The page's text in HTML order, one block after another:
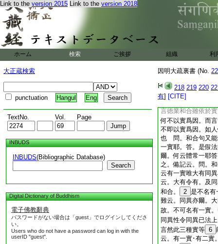
Link to the version 2015 Link to the version 2018
ホーム 検索 ご挨拶 組織 利
大正蔵検索
punctuation Hangul Eng
TextNo. Vol. Page
INBUDS
INBUDS(Bibliographic Database)
Search
Digital Dictionary of Buddhism
電子佛教辭典
パスワードがない場合は「guest」でログインしてくださ
い。
Users who do not have a password can log in with the
userID "guest".
因明大疏裏書 (No.
218 219 220
有] [CITE]
35 別異。一
云。實句中
同。與徳業令異也
言五頂雖信同異和
性。並離實等有別
信大有。答。大有
雖不可信。五頂謬
異者。以大有句
量亦可有有法自相
言徳業和合雖依於
何不以實爲因。而
不即以實爲因。如
也 問。和合句又能
一實耶。答。是假
爾。何云體常一耶
之。備記云。問。
云有一實唯大有同
云。大有令有。及
和合。
2 是不名有
難云。同異亦爾。
故。不可名有一實
同異性令同異已法
言然此三種實等 6
云。有一實･有二實